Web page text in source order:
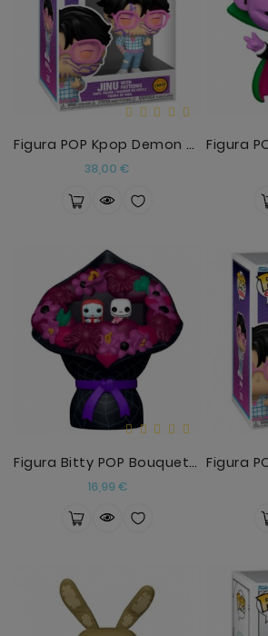
Figura POP Kpop Demon Hunters Jinu Chase
38,00 €
Figura Bitty POP Bouquet Disney Pesadilla Antes De
16,99 €Precio